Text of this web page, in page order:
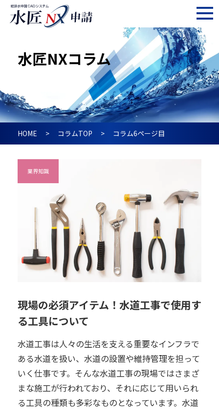
水匠NXコラム
HOME コラムTOP コラム6ページ目
業界知識
現場の必須アイテム！水道工事で使用す
る工具について
水道工事は人々の生活を支える重要なインフラで
ある水道を扱い、水道の設置や維持管理を担って
いく仕事です。そんな水道工事の現場ではさまざ
まな施工が行われており、それに応じて用いられ
る工具の種類も多彩なものとなっています。水道